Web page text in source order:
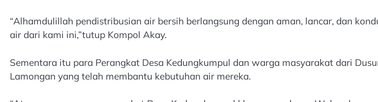
“Alhamdulillah pendistribusian air bersih berlangsung dengan aman, lancar, dan
air dari kami ini,”tutup Kompol Akay.
Sementara itu para Perangkat Desa Kedungkumpul dan warga masyarakat dari
Lamongan yang telah membantu kebutuhan air mereka.